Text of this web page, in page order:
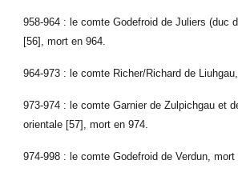
958-964 : le comte Godefroid de Juliers (duc
[56], mort en 964.
964-973 : le comte Richer/Richard de
973-974 : le comte Garnier de Zulpichgau et
orientale [57], mort en 974.
974-998 : le comte Godefroid de Verdun, mort